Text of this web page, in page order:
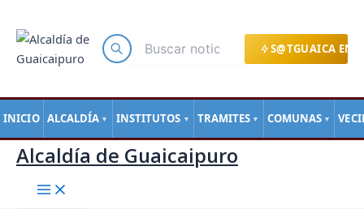
S@TGUAICA EN
INICIO ALCALDÍA ▼ INSTITUTOS ▼ TRAMITES ▼ COMUNAS ▼
contenido
Alcaldía de Guaicaipuro
de
entradas